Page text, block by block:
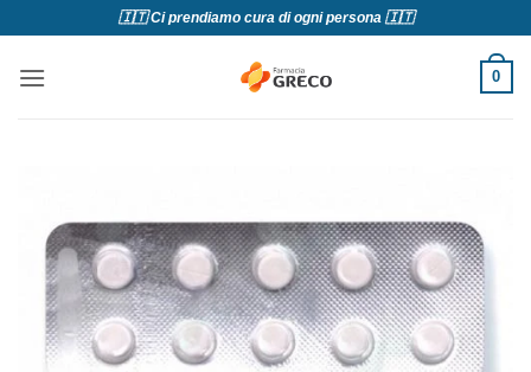
contenuti
🇮🇹 Ci prendiamo cura di ogni persona 🇮🇹
0